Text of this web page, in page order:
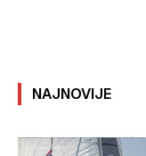
NAJNOVIJE